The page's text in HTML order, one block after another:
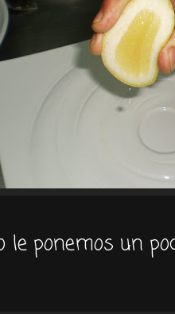
le ponemos un